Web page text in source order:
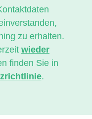
zu erhalten.
wieder
finden Sie in
.